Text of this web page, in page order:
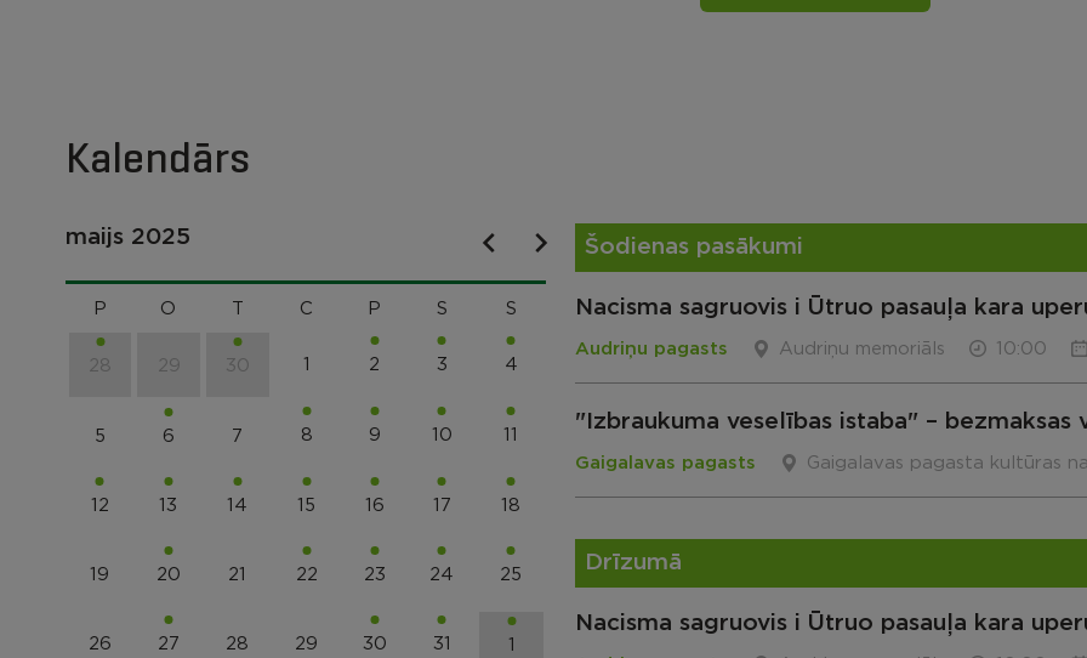
Kalendārs
maijs 2025
P O C P S S
28 29 30 1 2 3 4
5 6 7 8 9 10 11
12 13 14 15 16 17 18
19 20 21 22 23 24 25
26 27 28 29 30 31 1
Šodienas pasākumi
Nacisma sagruovis i Ūtruo pasauļa kara
Audriņu pagasts Audriņu memoriāls 10:00
"Izbraukuma veselības istaba" – bezmaksas
Gaigalavas pagasts Gaigalavas pagasta kultūras
Drīzumā
Nacisma sagruovis i Ūtruo pasauļa kara